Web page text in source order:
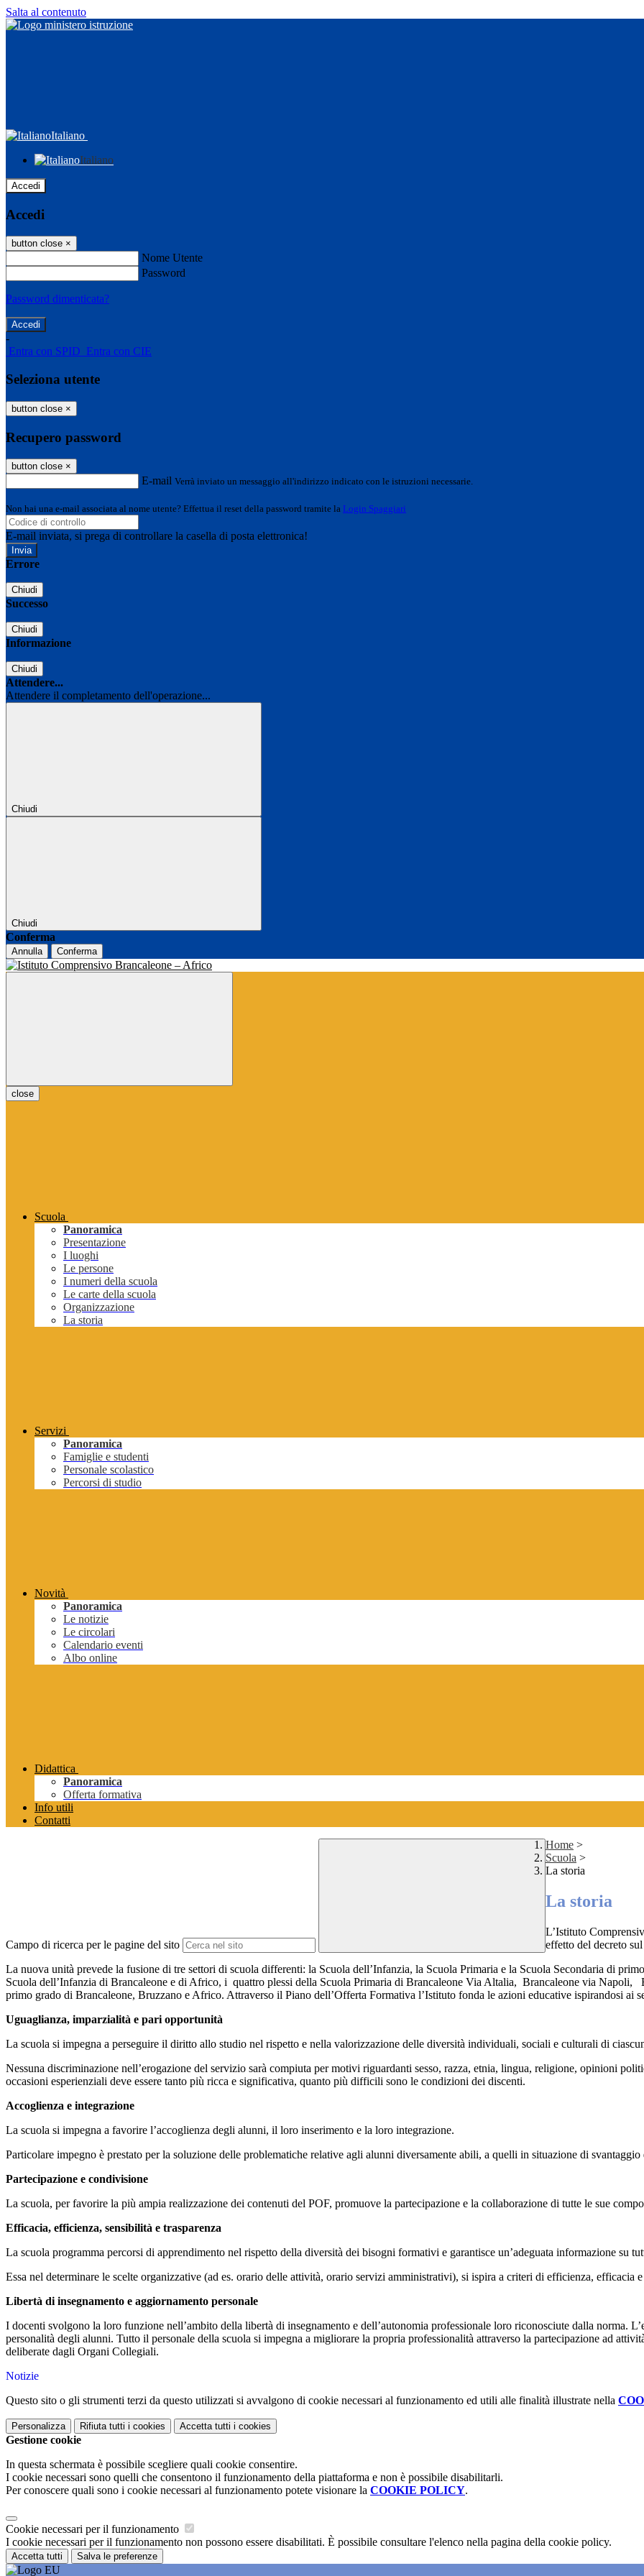
Salta al contenuto
Italiano
Italiano
Accedi
Accedi
button close ×
Nome Utente
Password
Password dimenticata?
-
Entra con SPID Entra con CIE
Seleziona utente
button close ×
Recupero password
button close ×
E-mail Verrà inviato un messaggio all'indirizzo indicato con le istruzioni necessarie.
Non hai una e-mail associata al nome utente? Effettua il reset della password tramite la Login Spaggiari
E-mail inviata, si prega di controllare la casella di posta elettronica!
Errore
Chiudi
Successo
Chiudi
Informazione
Chiudi
Attendere...
Attendere il completamento dell'operazione...
Chiudi
Chiudi
Conferma
Annulla Conferma
close
Scuola
Panoramica
Presentazione
I luoghi
Le persone
I numeri della scuola
Le carte della scuola
Organizzazione
La storia
Servizi
Panoramica
Famiglie e studenti
Personale scolastico
Percorsi di studio
Novità
Panoramica
Le notizie
Le circolari
Calendario eventi
Albo online
Didattica
Panoramica
Offerta formativa
Info utili
Contatti
Campo di ricerca per le pagine del sito
Home >
Scuola >
La storia
La storia
L’Istituto
effetto del decreto
La nuova unità prevede la fusione di tre settori di scuola differenti: la Scuola dell’Infanzia, la Scuola Primaria e la Scuola Secondaria di
Scuola dell’Infanzia di Brancaleone e di Africo, i quattro plessi della Scuola Primaria di Brancaleone Via Altalia, Brancaleone via
primo grado di Brancaleone, Bruzzano e Africo. Attraverso il Piano dell’Offerta Formativa l’Istituto fonda le azioni educative ispirandosi ai
Uguaglianza, imparzialità e pari opportunità
La scuola si impegna a perseguire il diritto allo studio nel rispetto e nella valorizzazione delle diversità individuali, sociali e culturali di
Nessuna discriminazione nell’erogazione del servizio sarà compiuta per motivi riguardanti sesso, razza, etnia, lingua, religione, opinioni
occasioni esperienziali deve essere tanto più ricca e significativa, quanto più difficili sono le condizioni dei discenti.
Accoglienza e integrazione
La scuola si impegna a favorire l’accoglienza degli alunni, il loro inserimento e la loro integrazione.
Particolare impegno è prestato per la soluzione delle problematiche relative agli alunni diversamente abili, a quelli in situazione di svantaggio
Partecipazione e condivisione
La scuola, per favorire la più ampia realizzazione dei contenuti del POF, promuove la partecipazione e la collaborazione di tutte le sue
Efficacia, efficienza, sensibilità e trasparenza
La scuola programma percorsi di apprendimento nel rispetto della diversità dei bisogni formativi e garantisce un’adeguata informazione su
Essa nel determinare le scelte organizzative (ad es. orario delle attività, orario servizi amministrativi), si ispira a criteri di efficienza, efficacia
Libertà di insegnamento e aggiornamento personale
I docenti svolgono la loro funzione nell’ambito della libertà di insegnamento e dell’autonomia professionale loro riconosciute dalla norma.
personalità degli alunni. Tutto il personale della scuola si impegna a migliorare la propria professionalità attraverso la partecipazione ad
deliberate dagli Organi Collegiali.
Notizie
Questo sito o gli strumenti terzi da questo utilizzati si avvalgono di cookie necessari al funzionamento ed utili alle finalità illustrate nella
Personalizza Rifiuta tutti i cookies Accetta tutti i cookies
Gestione cookie
In questa schermata è possibile scegliere quali cookie consentire.
I cookie necessari sono quelli che consentono il funzionamento della piattaforma e non è possibile disabilitarli.
Per conoscere quali sono i cookie necessari al funzionamento potete visionare la COOKIE POLICY.
Cookie necessari per il funzionamento
I cookie necessari per il funzionamento non possono essere disabilitati. È possibile consultare l'elenco nella pagina della cookie policy.
Accetta tutti Salva le preferenze